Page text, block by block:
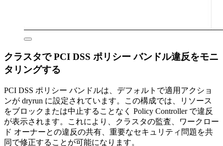
クラスタで PCI DSS ポリシー バンドル違反をモニ
タリングする
PCI DSS ポリシー バンドルは、デフォルトで適用アクショ
ンが dryrun に設定されています。この構成では、リソース
をブロックまたは中止することなく Policy Controller で違反
が表示されます。これにより、クラスタの監査、ワークロー
ド オーナーとの違反の共有、重要なセキュリティ問題を共
同で修正することが可能になります。